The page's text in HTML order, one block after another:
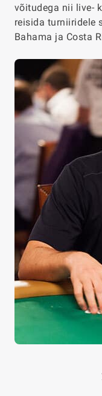
võitudega nii live-
reisida turniiridele
Bahama ja Costa